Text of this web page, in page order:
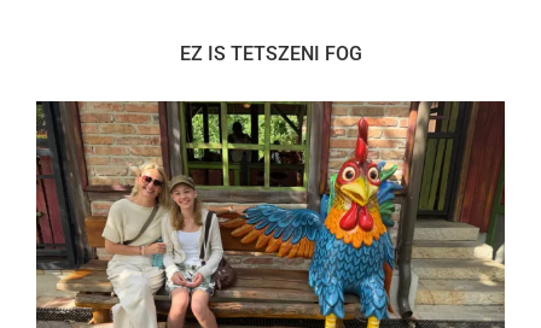
EZ IS TETSZENI FOG